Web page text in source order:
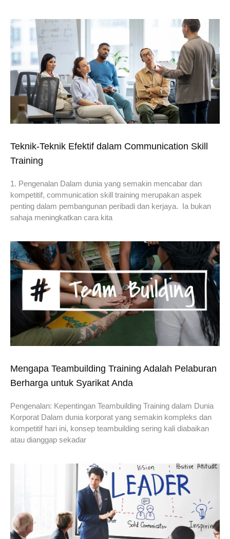
Teknik-Teknik Efektif dalam Communication Skill
Training
1. Pengenalan Dalam dunia yang semakin mencabar dan
kompetitif, communication skill training merupakan aspek
penting dalam pembangunan peribadi dan kerjaya. Ia bukan
sahaja meningkatkan cara kita
Mengapa Teambuilding Training Adalah Pelaburan
Berharga untuk Syarikat Anda
Pengenalan: Kepentingan Teambuilding Training dalam Dunia
Korporat Dalam dunia korporat yang semakin kompleks dan
kompetitif hari ini, konsep teambuilding sering kali diabaikan
atau dianggap sekadar